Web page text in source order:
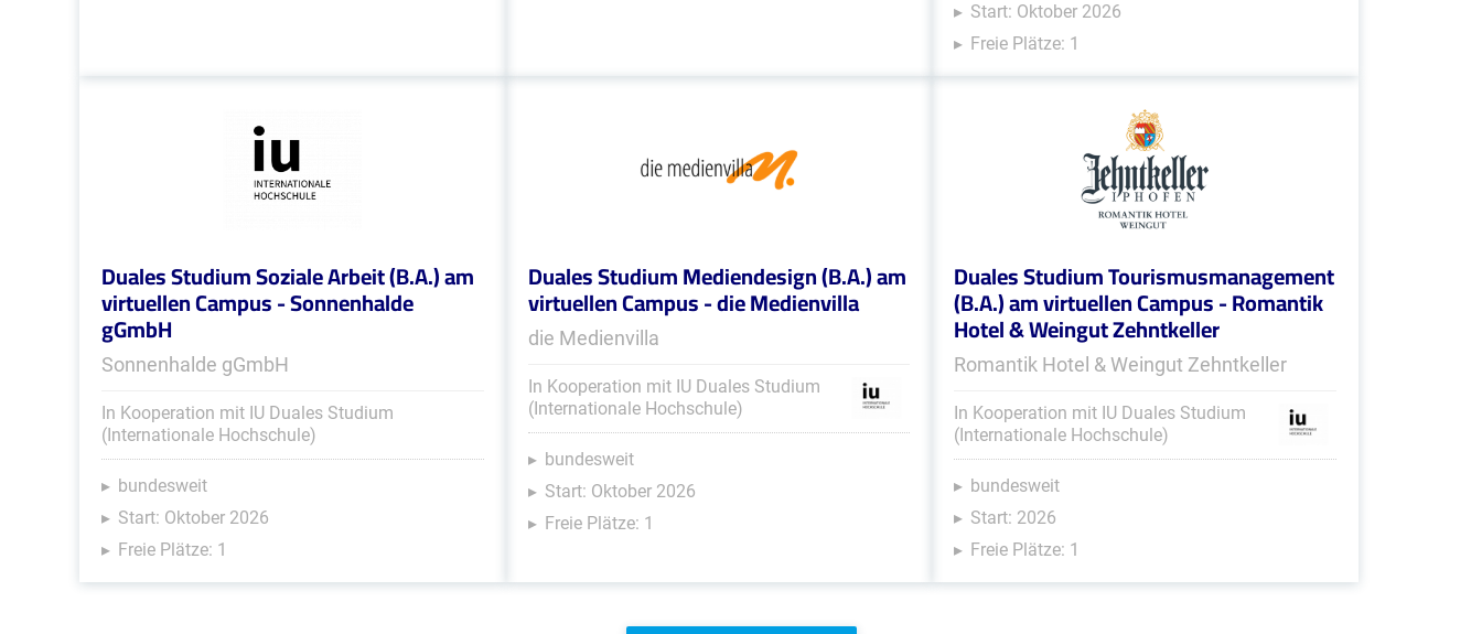
Start: Oktober 2026
Freie Plätze: 1
Duales Studium Soziale Arbeit (B.A.) am
virtuellen Campus - Sonnenhalde
gGmbH
Sonnenhalde gGmbH
In Kooperation mit IU Duales Studium
(Internationale Hochschule)
bundesweit
Start: Oktober 2026
Freie Plätze: 1
Duales Studium Mediendesign (B.A.) am
virtuellen Campus - die Medienvilla
die Medienvilla
In Kooperation mit IU Duales Studium
(Internationale Hochschule)
bundesweit
Start: Oktober 2026
Freie Plätze: 1
Duales Studium Tourismusmanagement
(B.A.) am virtuellen Campus - Romantik
Hotel & Weingut Zehntkeller
Romantik Hotel & Weingut Zehntkeller
In Kooperation mit IU Duales Studium
(Internationale Hochschule)
bundesweit
Start: 2026
Freie Plätze: 1